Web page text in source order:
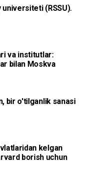
(RSSU).
va institutlar:
bilan Moskva
bir o'tilganlik sanasi
kelgan
borish uchun